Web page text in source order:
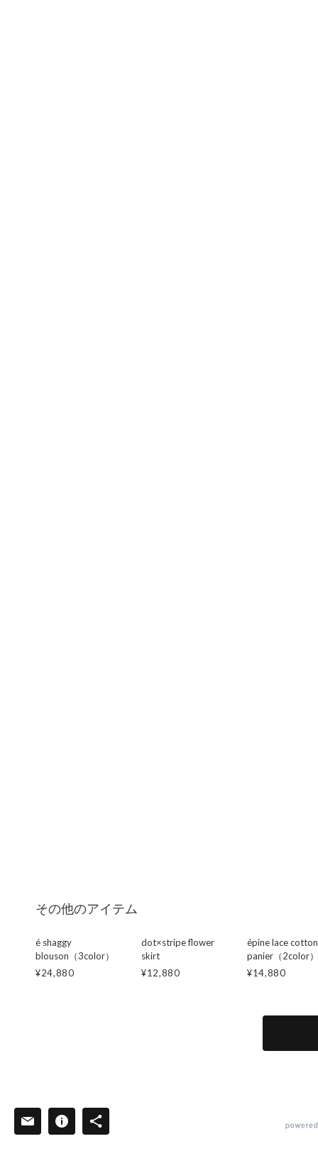
その他のアイテム
é shaggy
blouson（3color）
¥24,880
dot×stripe flower
skirt
¥12,880
épine lace cotton
panier（2color）
¥14,880